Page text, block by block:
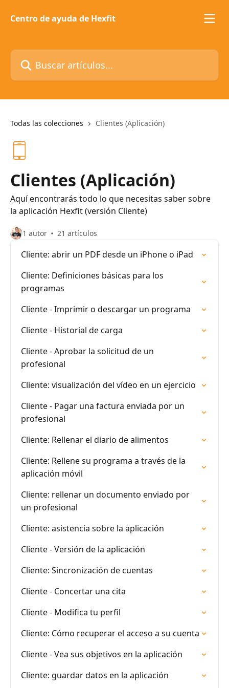
Centro de ayuda de Hexfit
Buscar artículos...
Todas las colecciones Clientes (Aplicación)
Clientes (Aplicación)
Aquí encontrarás todo lo que necesitas saber sobre
la aplicación Hexfit (versión Cliente)
1 autor 21 artículos
Cliente: abrir un PDF desde un iPhone o iPad
Cliente: Definiciones básicas para los
programas
Cliente - Imprimir o descargar un programa
Cliente - Historial de carga
Cliente - Aprobar la solicitud de un
profesional
Cliente: visualización del vídeo en un ejercicio
Cliente - Pagar una factura enviada por un
profesional
Cliente: Rellenar el diario de alimentos
Cliente: Rellene su programa a través de la
aplicación móvil
Cliente: rellenar un documento enviado por
un profesional
Cliente: asistencia sobre la aplicación
Cliente - Versión de la aplicación
Cliente: Sincronización de cuentas
Cliente - Concertar una cita
Cliente - Modifica tu perfil
Cliente: Cómo recuperar el acceso a su cuenta
Cliente - Vea sus objetivos en la aplicación
Cliente: guardar datos en la aplicación